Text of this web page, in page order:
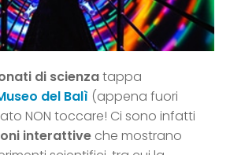
di scienzatappa
del Balì (appena fuori
NON toccare! Ci sono infatti
interattive che mostrano